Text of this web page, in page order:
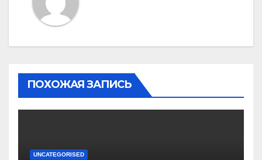
ПОХОЖАЯ ЗАПИСЬ
UNCATEGORISED